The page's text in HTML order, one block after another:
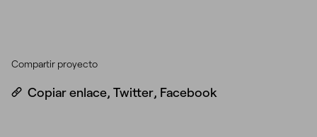
Compartir proyecto
Copiar enlace, Twitter, Facebook